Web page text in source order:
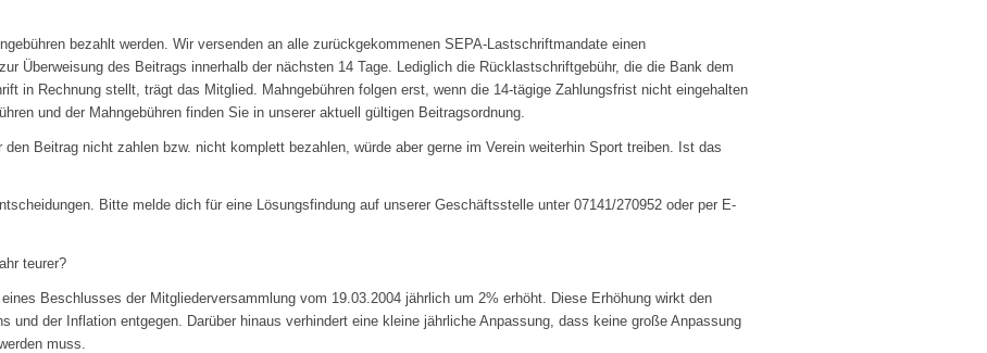
bezahlt werden. Wir versenden an alle zurückgekommenen SEPA-Lastschriftmandate einen
Überweisung des Beitrags innerhalb der nächsten 14 Tage. Lediglich die Rücklastschriftgebühr, die die Bank dem
in Rechnung stellt, trägt das Mitglied. Mahngebühren folgen erst, wenn die 14-tägige Zahlungsfrist nicht eingehalten
und der Mahngebühren finden Sie in unserer aktuell gültigen Beitragsordnung.
Beitrag nicht zahlen bzw. nicht komplett bezahlen, würde aber gerne im Verein weiterhin Sport treiben. Ist das
Bitte melde dich für eine Lösungsfindung auf unserer Geschäftsstelle unter 07141/270952 oder per E-
teurer?
Beschlusses der Mitgliederversammlung vom 19.03.2004 jährlich um 2% erhöht. Diese Erhöhung wirkt den
und der Inflation entgegen. Darüber hinaus verhindert eine kleine jährliche Anpassung, dass keine große Anpassung
muss.